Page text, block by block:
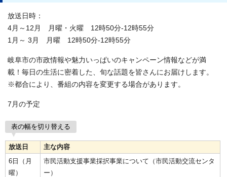
放送日時：
4月～12月 月曜・火曜 12時50分-12時55分
1月～ 3月 月曜 12時50分-12時55分
岐阜市の市政情報や魅力いっぱいのキャンペーン情報などが満
載！毎日の生活に密着した、旬な話題を皆さんにお届けします。
※都合により、番組の内容を変更する場合があります。
7月の予定
表の幅を切り替える
放送日
主な内容
6日（月
曜）
市民活動支援事業採択事業について（市民活動交流センタ
ー）